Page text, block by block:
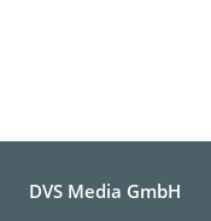
DVS Media GmbH